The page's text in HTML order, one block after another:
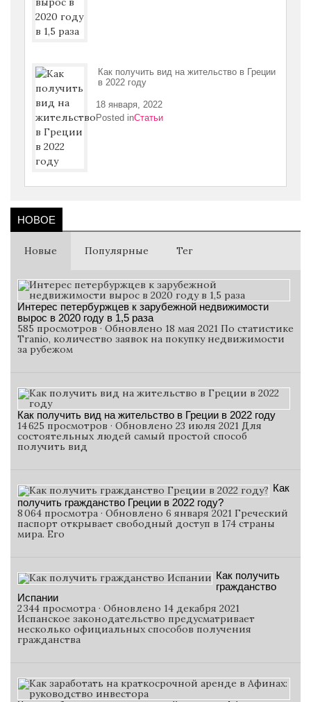
Как получить вид на жительство в Греции
в 2022 году
18 января, 2022
Posted inСтатьи
НОВОЕ
Новые Популярные Тег
Интерес петербуржцев к зарубежной недвижимости
вырос в 2020 году в 1,5 раза
585 просмотров · Обновлено 18 мая 2021 По статистике
Tranio, количество заявок на покупку недвижимости
за рубежом
Как получить вид на жительство в Греции в 2022 году
14 625 просмотров · Обновлено 23 июля 2021 Для
состоятельных людей самый простой способ
получить вид
Как
получить гражданство Греции в 2022 году?
8 064 просмотра · Обновлено 6 января 2021 Греческий
паспорт открывает свободный доступ в 174 страны
мира. Его
Как получить
гражданство
Испании
2 344 просмотра · Обновлено 14 декабря 2021
Испанское законодательство предусматривает
несколько официальных способов получения
гражданства